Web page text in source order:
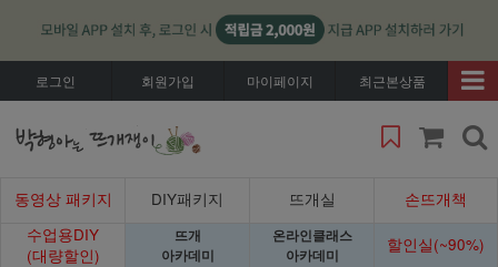
로그인 회원가입 마이페이지 최근본상품
동영상 패키지 DIY패키지 뜨개실
손뜨개책
수업용DIY
(대량할인)
뜨개
아카데미
온라인클래스
아카데미
할인실(~90%)